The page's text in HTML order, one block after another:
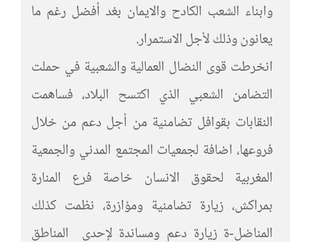
وابناء الشعب الكادح والايمان بغد أفضل رغم ما
يعانون وذلك لأجل الاستمرار.
انخرطت قوى النضال العمالية والشعبية في حملت
التضامن الشعبي الذي اكتسح البلاد، فساهمت
النقابات بقوافل تضامنية من أجل دعم من خلال
فروعها، اضافة لجمعيات المجتمع المدني والجمعية
المغربية لحقوق الانسان خاصة فرع المنارة
بمراكش، زيارة تضامنية ومؤازرة، نظمت كذلك
المناضل-ة زيارة دعم ومساندة لإحدى المناطق